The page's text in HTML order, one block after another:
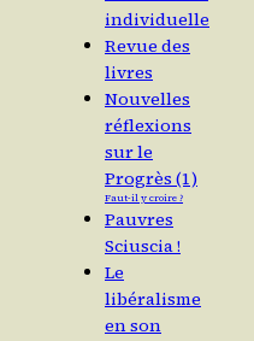
individuelle
Revue des
livres
Nouvelles
réflexions
sur le
Progrès (1)
Faut-il y croire ?
Pauvres
Sciuscia !
Le
libéralisme
en son